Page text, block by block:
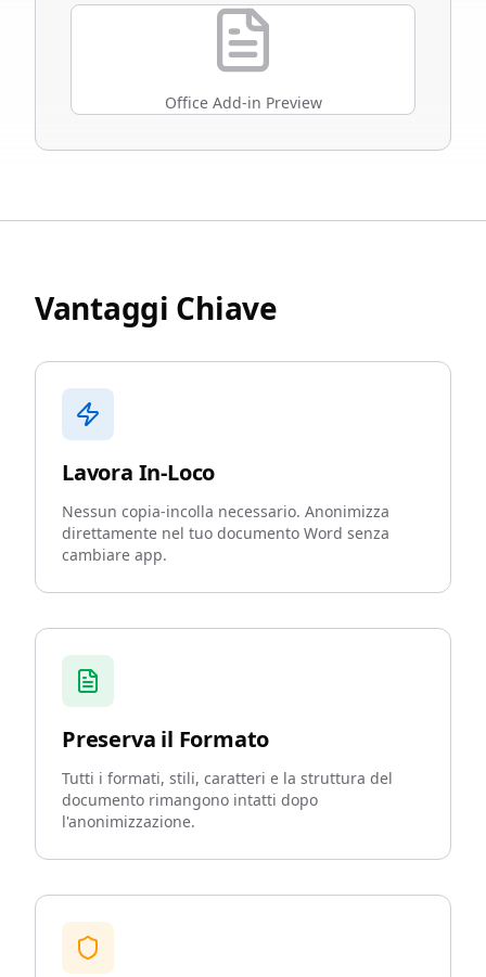
Office Add-in Preview
Vantaggi Chiave
Lavora In-Loco
Nessun copia-incolla necessario. Anonimizza
direttamente nel tuo documento Word senza
cambiare app.
Preserva il Formato
Tutti i formati, stili, caratteri e la struttura del
documento rimangono intatti dopo
l'anonimizzazione.